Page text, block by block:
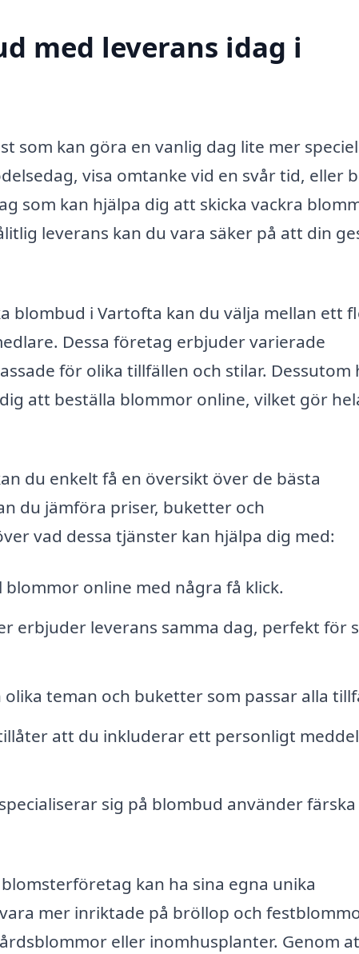
med leverans idag i
som kan göra en vanlig dag lite mer
visa omtanke vid en svår tid, eller
som kan hjälpa dig att skicka vackra
leverans kan du vara säker på att din
blombud i Vartofta kan du välja mellan ett
Dessa företag erbjuder varierade
för olika tillfällen och stilar. Dessutom
att beställa blommor online, vilket gör
du enkelt få en översikt över de bästa
du jämföra priser, buketter och
vad dessa tjänster kan hjälpa dig med:
blommor online med några få klick.
erbjuder leverans samma dag, perfekt för
olika teman och buketter som passar alla
att du inkluderar ett personligt
sig på blombud använder färska
kan ha sina egna unika
mer inriktade på bröllop och
eller inomhusplanter. Genom